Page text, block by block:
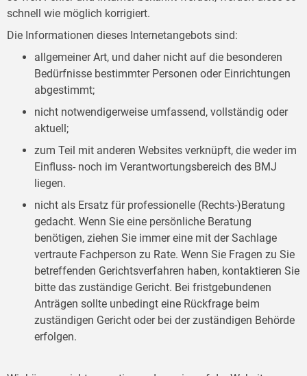
schnell wie möglich korrigiert.
Die Informationen dieses Internetangebots sind:
allgemeiner Art, und daher nicht auf die besonderen
Bedürfnisse bestimmter Personen oder Einrichtungen
abgestimmt;
nicht notwendigerweise umfassend, vollständig oder
aktuell;
zum Teil mit anderen Websites verknüpft, die weder im
Einfluss- noch im Verantwortungsbereich des BMJ
liegen.
nicht als Ersatz für professionelle (Rechts-)Beratung
gedacht. Wenn Sie eine persönliche Beratung
benötigen, ziehen Sie immer eine mit der Sachlage
vertraute Fachperson zu Rate. Wenn Sie Fragen zu Sie
betreffenden Gerichtsverfahren haben, kontaktieren Sie
bitte das zuständige Gericht. Bei fristgebundenen
Anträgen sollte unbedingt eine Rückfrage beim
zuständigen Gericht oder bei der zuständigen Behörde
erfolgen.